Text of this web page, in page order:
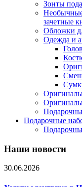
Зонты
зачетные
Обложки
Одежда и
Подарочные
Наши новости
30.06.2026